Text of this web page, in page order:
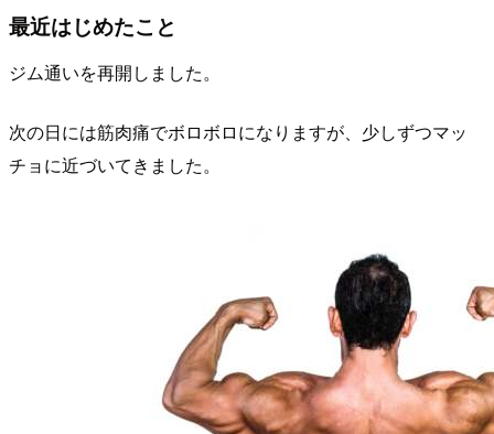
最近はじめたこと
ジム通いを再開しました。
次の日には筋肉痛でボロボロになりますが、少しずつマッ
チョに近づいてきました。